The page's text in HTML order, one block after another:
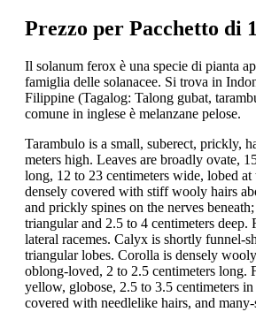
Prezzo per Pacchetto di
Il solanum ferox è una specie di pianta
famiglia delle solanacee. Si trova in
Filippine (Tagalog: Talong gubat,
comune in inglese è melanzane pelose.
Tarambulo is a small, suberect, prickly,
meters high. Leaves are broadly ovate,
long, 12 to 23 centimeters wide, lobed at
densely covered with stiff wooly hairs
and prickly spines on the nerves
triangular and 2.5 to 4 centimeters deep.
lateral racemes. Calyx is shortly funnel-
triangular lobes. Corolla is densely
oblong-loved, 2 to 2.5 centimeters long.
yellow, globose, 2.5 to 3.5 centimeters in
covered with needlelike hairs, and many-